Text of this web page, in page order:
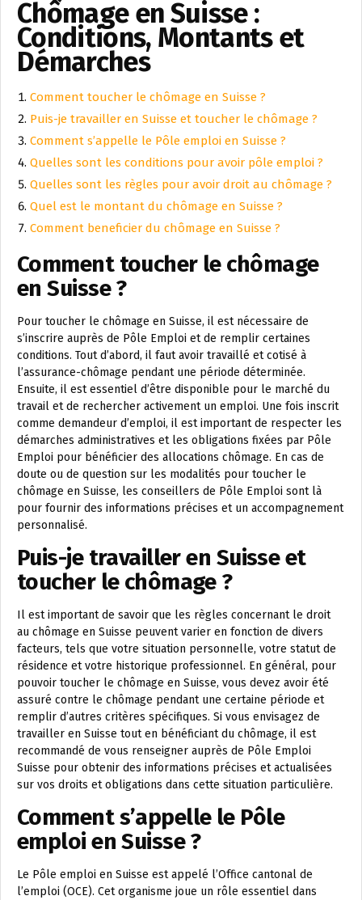
Chômage en Suisse :
Conditions, Montants et
Démarches
Comment toucher le chômage en Suisse ?
Puis-je travailler en Suisse et toucher le chômage ?
Comment s’appelle le Pôle emploi en Suisse ?
Quelles sont les conditions pour avoir pôle emploi ?
Quelles sont les règles pour avoir droit au chômage ?
Quel est le montant du chômage en Suisse ?
Comment beneficier du chômage en Suisse ?
Comment toucher le chômage
en Suisse ?
Pour toucher le chômage en Suisse, il est nécessaire de
s’inscrire auprès de Pôle Emploi et de remplir certaines
conditions. Tout d’abord, il faut avoir travaillé et cotisé à
l’assurance-chômage pendant une période déterminée.
Ensuite, il est essentiel d’être disponible pour le marché du
travail et de rechercher activement un emploi. Une fois inscrit
comme demandeur d’emploi, il est important de respecter les
démarches administratives et les obligations fixées par Pôle
Emploi pour bénéficier des allocations chômage. En cas de
doute ou de question sur les modalités pour toucher le
chômage en Suisse, les conseillers de Pôle Emploi sont là
pour fournir des informations précises et un accompagnement
personnalisé.
Puis-je travailler en Suisse et
toucher le chômage ?
Il est important de savoir que les règles concernant le droit
au chômage en Suisse peuvent varier en fonction de divers
facteurs, tels que votre situation personnelle, votre statut de
résidence et votre historique professionnel. En général, pour
pouvoir toucher le chômage en Suisse, vous devez avoir été
assuré contre le chômage pendant une certaine période et
remplir d’autres critères spécifiques. Si vous envisagez de
travailler en Suisse tout en bénéficiant du chômage, il est
recommandé de vous renseigner auprès de Pôle Emploi
Suisse pour obtenir des informations précises et actualisées
sur vos droits et obligations dans cette situation particulière.
Comment s’appelle le Pôle
emploi en Suisse ?
Le Pôle emploi en Suisse est appelé l’Office cantonal de
l’emploi (OCE). Cet organisme joue un rôle essentiel dans